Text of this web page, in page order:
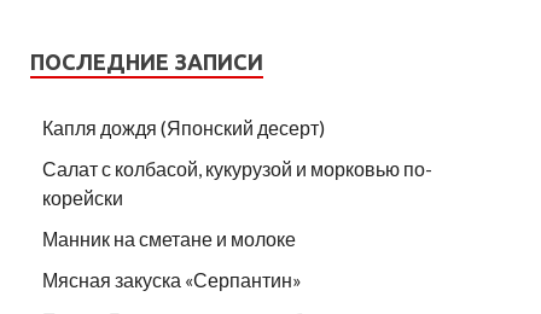
ПОСЛЕДНИЕ ЗАПИСИ
Капля дождя (Японский десерт)
Салат с колбасой, кукурузой и морковью по-
корейски
Манник на сметане и молоке
Мясная закуска «Серпантин»